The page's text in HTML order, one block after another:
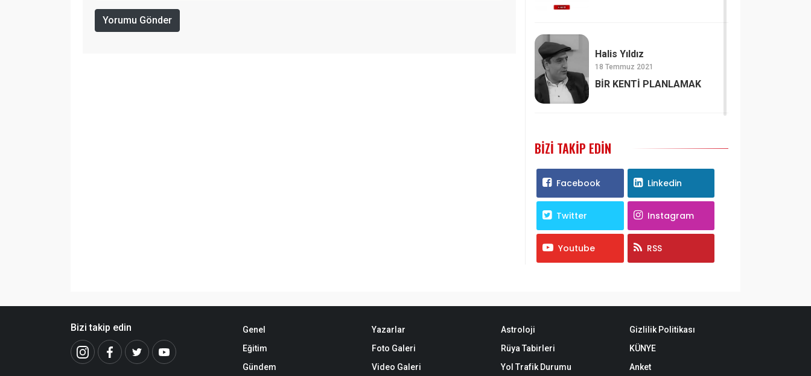
Yorumu Gönder
Halis Yıldız
18 Temmuz 2021
BİR KENTİ PLANLAMAK
BIZI TAKIP EDIN
Facebook Linkedin
Twitter Instagram
Youtube RSS
Bizi takip edin
Genel
Eğitim
Gündem
Yazarlar
Foto Galeri
Video Galeri
Astroloji
Rüya Tabirleri
Yol Trafik Durumu
Gizlilik Politikası
KÜNYE
Anket